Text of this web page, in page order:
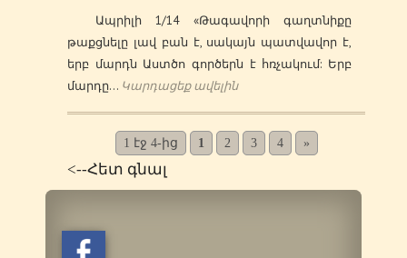
Ապրիլի 1/14 «Թագավորի գաղտնիքը
թաքցնելը լավ բան է, սակայն պատվավոր է,
երբ մարդն Աստծո գործերն է հռչակում: Երբ
մարդը… Կարդացեք ավելին
1 էջ 4-ից 1 2 3 4 »
<--Հետ գնալ